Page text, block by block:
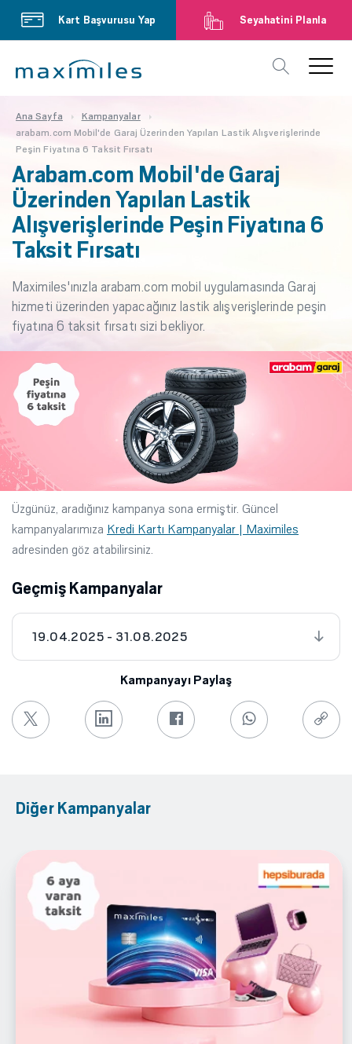
Kart Başvurusu Yap Seyahatini Planla
Ana Sayfa
Kampanyalar
arabam.com Mobil'de Garaj Üzerinden Yapılan Lastik Alışverişlerinde
Peşin Fiyatına 6 Taksit Fırsatı
Arabam.com Mobil'de Garaj
Üzerinden Yapılan Lastik
Alışverişlerinde Peşin Fiyatına 6
Taksit Fırsatı
Maximiles'ınızla arabam.com mobil uygulamasında Garaj
hizmeti üzerinden yapacağınız lastik alışverişlerinde peşin
fiyatına 6 taksit fırsatı sizi bekliyor.
Üzgünüz, aradığınız kampanya sona ermiştir. Güncel
kampanyalarımıza Kredi Kartı Kampanyalar | Maximiles
adresinden göz atabilirsiniz.
Geçmiş Kampanyalar
19.04.2025 - 31.08.2025
Kampanyayı Paylaş
Diğer Kampanyalar